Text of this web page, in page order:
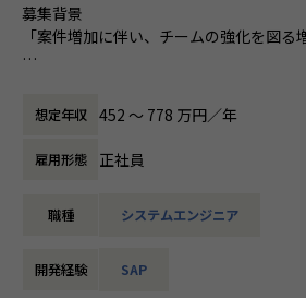
募集背景
「案件増加に伴い、チームの強化を図る
拡張や改修、新規導入のプロジェクトが
り扱うシステムは多岐にわたり、案件の
く見込みです。これに対応するため、チ
とプロジェクトを推進できる体制強化が
募集しています。
業務内容
想定年収 452 〜 778 万円／年
雇用形態 正社員
職種 システムエンジニア
開発経験 SAP